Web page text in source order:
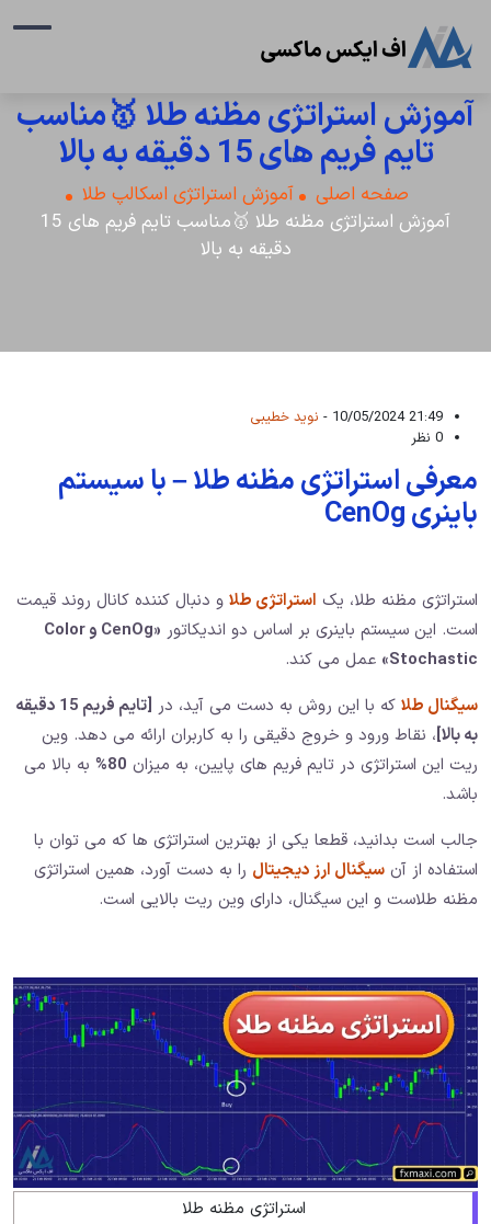
آموزش استراتژی مظنه طلا 🥇مناسب
تایم فریم های 15 دقیقه به بالا
صفحه اصلی
آموزش استراتژی اسکالپ طلا
آموزش استراتژی مظنه طلا 🥇مناسب تایم فریم های 15
دقیقه به بالا
21:49 10/05/2024 -
نوید خطیبی
0 نظر
معرفی استراتژی مظنه طلا – با سیستم
باینری CenOg
استراتژی مظنه طلا، یک استراتژی طلا و دنبال کننده کانال روند قیمت
است. این سیستم باینری بر اساس دو اندیکاتور
«CenOg و Color
Stochastic» عمل می کند.
سیگنال طلا که با این روش به دست می آید، در
[تایم فریم 15 دقیقه
به بالا]، نقاط ورود و خروج دقیقی را به کاربران ارائه می دهد. وین
ریت این استراتژی در تایم فریم های پایین، به میزان 80%
به بالا می
باشد.
جالب است بدانید، قطعا یکی از بهترین استراتژی ها که می توان با
استفاده از آن سیگنال ارز دیجیتال را به دست آورد، همین استراتژی
مظنه طلاست و این سیگنال، دارای وین ریت بالایی است.
استراتژی مظنه طلا